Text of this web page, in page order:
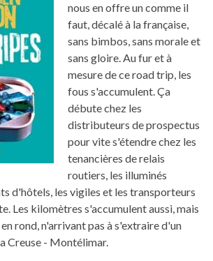
nous en offre un comme il
faut, décalé à la française,
sans bimbos, sans morale et
sans gloire. Au fur et à
mesure de ce road trip, les
fous s'accumulent. Ça
débute chez les
distributeurs de prospectus
pour vite s'étendre chez les
tenancières de relais
routiers, les illuminés
d'hôtels, les vigiles et les transporteurs
Les kilomètres s'accumulent aussi, mais
rond, n'arrivant pas à s'extraire d'un
Creuse - Montélimar.